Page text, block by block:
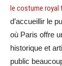
le costume royal
d’accueillir le
où Paris offre
historique et
public